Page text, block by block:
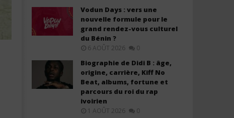
Vodun Days : vers une
nouvelle formule pour le
grand rendez-vous culturel
du Bénin ?
6 AOÛT 2026 0
Biographie de Didi B : âge,
origine, carrière, Kiff No
Beat, albums, fortune et
parcours du roi du rap
ivoirien
1 AOÛT 2026 0